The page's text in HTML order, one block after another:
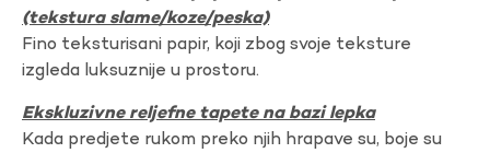
(tekstura slame/koze/peska)
Fino teksturisani papir, koji zbog svoje teksture
izgleda luksuznije u prostoru.
Ekskluzivne reljefne tapete na bazi lepka
Kada predjete rukom preko njih hrapave su, boje su